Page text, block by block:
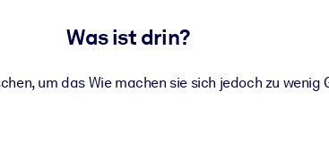
Was ist drin?
um das Wie machen sie sich jedoch zu